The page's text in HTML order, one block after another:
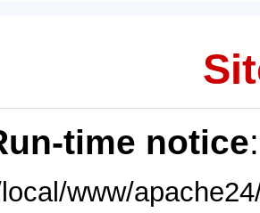
time notice
www/